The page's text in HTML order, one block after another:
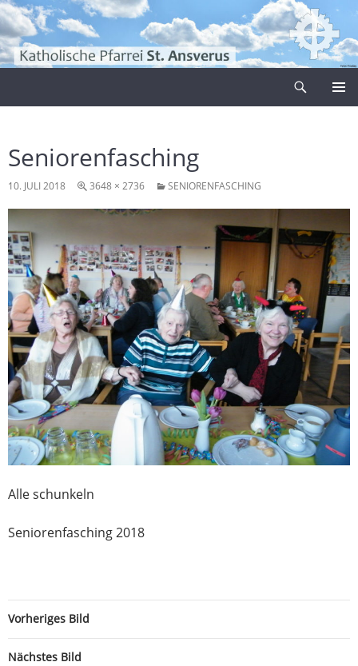
Zum
Inhalt
springen
Seniorenfasching
10. JULI 2018 3648 × 2736 SENIORENFASCHING
Alle schunkeln
Seniorenfasching 2018
Vorheriges Bild
Nächstes Bild